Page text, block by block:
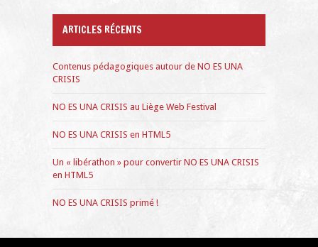
ARTICLES RÉCENTS
Contenus pédagogiques autour de NO ES UNA
CRISIS
NO ES UNA CRISIS au Liège Web Festival
NO ES UNA CRISIS en HTML5
Un « libérathon » pour convertir NO ES UNA CRISIS
en HTML5
NO ES UNA CRISIS primé !